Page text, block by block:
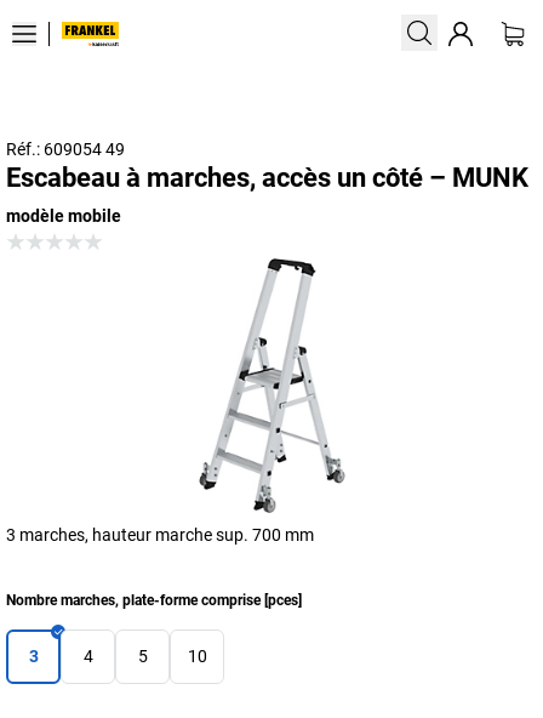
Réf.: 609054 49
Escabeau à marches, accès un côté – MUNK
modèle mobile
3 marches, hauteur marche sup. 700 mm
Nombre marches, plate-forme comprise[pces]
3 4 5 10